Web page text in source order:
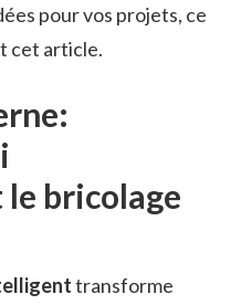
pour vos projets, ce
cet article.
bricolage
transforme